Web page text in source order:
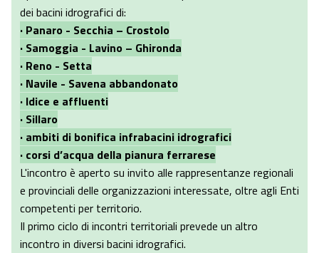
dei bacini idrografici di:
· Panaro - Secchia – Crostolo
· Samoggia - Lavino – Ghironda
· Reno - Setta
· Navile - Savena abbandonato
· Idice e affluenti
· Sillaro
· ambiti di bonifica infrabacini idrografici
· corsi d’acqua della pianura ferrarese
L'incontro è aperto su invito alle rappresentanze regionali
e provinciali delle organizzazioni interessate, oltre agli Enti
competenti per territorio.
Il primo ciclo di incontri territoriali prevede un altro
incontro in diversi bacini idrografici.